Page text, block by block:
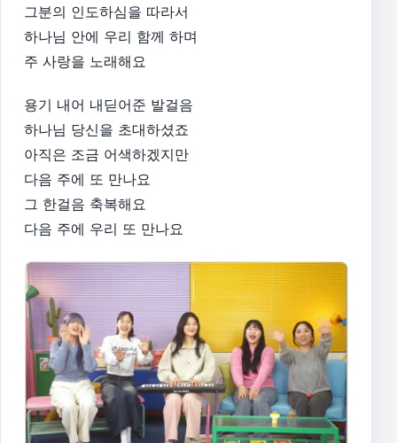
그분의 인도하심을 따라서
하나님 안에 우리 함께 하며
주 사랑을 노래해요
용기 내어 내딛어준 발걸음
하나님 당신을 초대하셨죠
아직은 조금 어색하겠지만
다음 주에 또 만나요
그 한걸음 축복해요
다음 주에 우리 또 만나요